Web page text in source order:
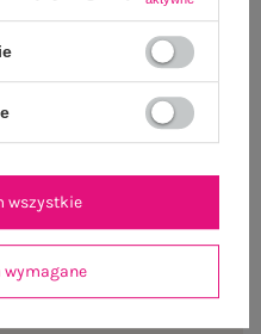
wymagane
wszystkie